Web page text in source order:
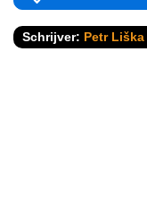
Schrijver: Petr Liška